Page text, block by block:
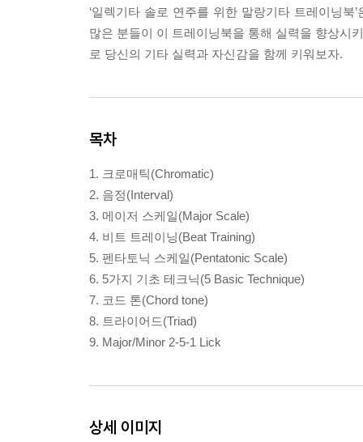
‘일렉기타 솔로 연주를 위한 말랑기타 트레이닝
많은 분들이 이 트레이닝북을 통해 실력을 향상시
로 당신의 기타 실력과 자신감을 함께 키워보자.
목차
1. 크로매틱(Chromatic)
2. 음정(Interval)
3. 메이저 스케일(Major Scale)
4. 비트 트레이닝(Beat Training)
5. 펜타토닉 스케일(Pentatonic Scale)
6. 5가지 기초 테크닉(5 Basic Technique)
7. 코드 톤(Chord tone)
8. 트라이어드(Triad)
9. Major/Minor 2-5-1 Lick
상세 이미지